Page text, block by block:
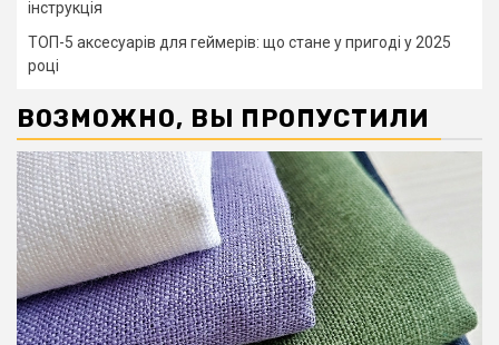
інструкція
ТОП-5 аксесуарів для геймерів: що стане у пригоді у 2025
році
ВОЗМОЖНО, ВЫ ПРОПУСТИЛИ